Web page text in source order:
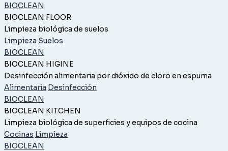
BIOCLEAN
BIOCLEAN FLOOR
Limpieza biológica de suelos
Limpieza Suelos
BIOCLEAN
BIOCLEAN HIGINE
Desinfección alimentaria por dióxido de cloro en espuma
Alimentaria Desinfección
BIOCLEAN
BIOCLEAN KITCHEN
Limpieza biológica de superficies y equipos de cocina
Cocinas Limpieza
BIOCLEAN